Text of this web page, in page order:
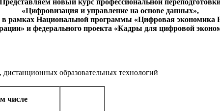
«Цифровизация и управление на основе данных»,
в рамках Национальной программы «Цифровая экономика
и федерального проекта «Кадры для цифровой
образовательных технологий
числе